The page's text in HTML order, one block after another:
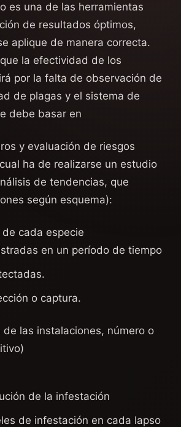
es una de las herramientas
de resultados óptimos,
aplique de manera correcta.
la efectividad de los
por la falta de observación de
de plagas y el sistema de
debe basar en
y evaluación de riesgos
ha de realizarse un estudio
de tendencias, que
según esquema):
cada especie
en un período de tiempo
o captura.
de las instalaciones, número o
de la infestación
de infestación en cada lapso